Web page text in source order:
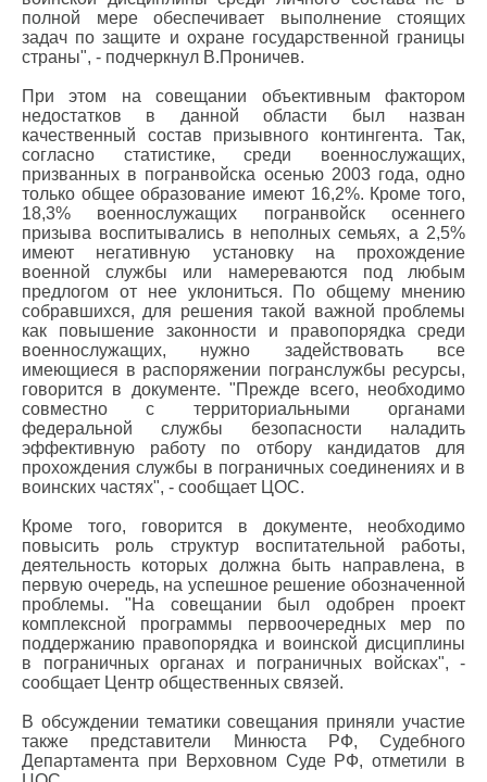
полной мере обеспечивает выполнение стоящих
задач по защите и охране государственной границы
страны", - подчеркнул В.Проничев.
При этом на совещании объективным фактором
недостатков в данной области был назван
качественный состав призывного контингента. Так,
согласно статистике, среди военнослужащих,
призванных в погранвойска осенью 2003 года, одно
только общее образование имеют 16,2%. Кроме того,
18,3% военнослужащих погранвойск осеннего
призыва воспитывались в неполных семьях, а 2,5%
имеют негативную установку на прохождение
военной службы или намереваются под любым
предлогом от нее уклониться. По общему мнению
собравшихся, для решения такой важной проблемы
как повышение законности и правопорядка среди
военнослужащих, нужно задействовать все
имеющиеся в распоряжении погранслужбы ресурсы,
говорится в документе. "Прежде всего, необходимо
совместно с территориальными органами
федеральной службы безопасности наладить
эффективную работу по отбору кандидатов для
прохождения службы в пограничных соединениях и в
воинских частях", - сообщает ЦОС.
Кроме того, говорится в документе, необходимо
повысить роль структур воспитательной работы,
деятельность которых должна быть направлена, в
первую очередь, на успешное решение обозначенной
проблемы. "На совещании был одобрен проект
комплексной программы первоочередных мер по
поддержанию правопорядка и воинской дисциплины
в пограничных органах и пограничных войсках", -
сообщает Центр общественных связей.
В обсуждении тематики совещания приняли участие
также представители Минюста РФ, Судебного
Департамента при Верховном Суде РФ, отметили в